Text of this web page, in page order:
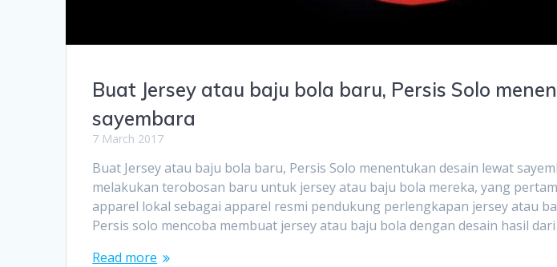
Buat Jersey atau baju bola baru, Persis Solo
sayembara
7 March 2017
Buat Jersey atau baju bola baru, Persis Solo menentukan desain lewat
melakukan terobosan baru untuk jersey atau baju bola mereka, yang
apparel lokal sebagai apparel resmi pendukung perlengkapan jersey atau
Persis solo mencoba membuat jersey atau baju bola dengan desain hasil
Read more